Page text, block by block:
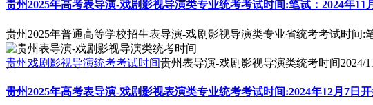
贵州2025年高考表导演-戏剧影视导演类专业统考考试时间:笔试：2024年11
贵州2025年普通高等学校招生表导演-戏剧影视导演类专业省统考考试时间:
贵州戏剧影视导演统考考试时间贵州表导演-戏剧影视导演类统考时间2024/
贵州2025年高考表导演-戏剧影视表演类专业统考考试时间:2024年12月7日